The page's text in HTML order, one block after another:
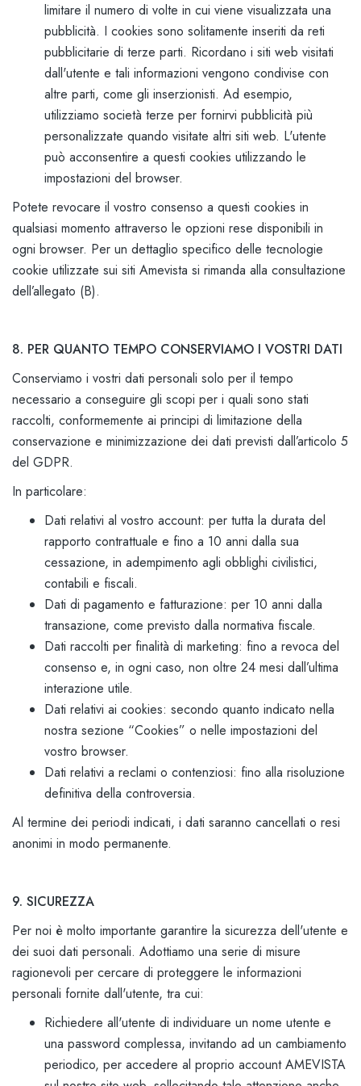
limitare il numero di volte in cui viene visualizzata una
pubblicità. I cookies sono solitamente inseriti da reti
pubblicitarie di terze parti. Ricordano i siti web visitati
dall'utente e tali informazioni vengono condivise con
altre parti, come gli inserzionisti. Ad esempio,
utilizziamo società terze per fornirvi pubblicità più
personalizzate quando visitate altri siti web. L'utente
può acconsentire a questi cookies utilizzando le
impostazioni del browser.
Potete revocare il vostro consenso a questi cookies in
qualsiasi momento attraverso le opzioni rese disponibili in
ogni browser. Per un dettaglio specifico delle tecnologie
cookie utilizzate sui siti Amevista si rimanda alla consultazione
dell’allegato (B).
8. PER QUANTO TEMPO CONSERVIAMO I VOSTRI DATI
Conserviamo i vostri dati personali solo per il tempo
necessario a conseguire gli scopi per i quali sono stati
raccolti, conformemente ai principi di limitazione della
conservazione e minimizzazione dei dati previsti dall’articolo 5
del GDPR.
In particolare:
Dati relativi al vostro account: per tutta la durata del
rapporto contrattuale e fino a 10 anni dalla sua
cessazione, in adempimento agli obblighi civilistici,
contabili e fiscali.
Dati di pagamento e fatturazione: per 10 anni dalla
transazione, come previsto dalla normativa fiscale.
Dati raccolti per finalità di marketing: fino a revoca del
consenso e, in ogni caso, non oltre 24 mesi dall’ultima
interazione utile.
Dati relativi ai cookies: secondo quanto indicato nella
nostra sezione “Cookies” o nelle impostazioni del
vostro browser.
Dati relativi a reclami o contenziosi: fino alla risoluzione
definitiva della controversia.
Al termine dei periodi indicati, i dati saranno cancellati o resi
anonimi in modo permanente.
9. SICUREZZA
Per noi è molto importante garantire la sicurezza dell'utente e
dei suoi dati personali. Adottiamo una serie di misure
ragionevoli per cercare di proteggere le informazioni
personali fornite dall'utente, tra cui:
Richiedere all'utente di individuare un nome utente e
una password complessa, invitando ad un cambiamento
periodico, per accedere al proprio account AMEVISTA